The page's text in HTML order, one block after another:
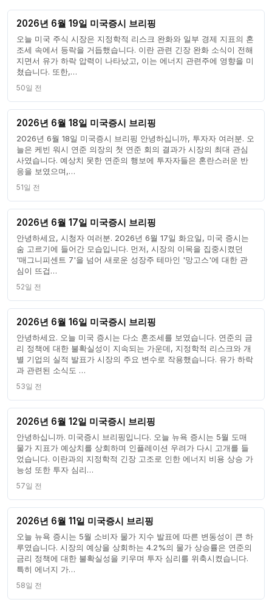
2026년 6월 19일 미국증시 브리핑
오늘 미국 주식 시장은 지정학적 리스크 완화와 일부 경제 지표의 혼
조세 속에서 등락을 거듭했습니다. 이란 관련 긴장 완화 소식이 전해
지면서 유가 하락 압력이 나타났고, 이는 에너지 관련주에 영향을 미
쳤습니다. 또한,…
50일 전
2026년 6월 18일 미국증시 브리핑
2026년 6월 18일 미국증시 브리핑 안녕하십니까, 투자자 여러분. 오
늘은 케빈 워시 연준 의장의 첫 연준 회의 결과가 시장의 최대 관심
사였습니다. 예상치 못한 연준의 행보에 투자자들은 혼란스러운 반
응을 보였으며,…
51일 전
2026년 6월 17일 미국증시 브리핑
안녕하세요, 시청자 여러분. 2026년 6월 17일 화요일, 미국 증시는
숨 고르기에 들어간 모습입니다. 먼저, 시장의 이목을 집중시켰던
'매그니피센트 7'을 넘어 새로운 성장주 테마인 '망고스'에 대한 관
심이 뜨겁…
52일 전
2026년 6월 16일 미국증시 브리핑
안녕하세요. 오늘 미국 증시는 다소 혼조세를 보였습니다. 연준의 금
리 정책에 대한 불확실성이 지속되는 가운데, 지정학적 리스크와 개
별 기업의 실적 발표가 시장의 주요 변수로 작용했습니다. 유가 하락
과 관련된 소식도 …
53일 전
2026년 6월 12일 미국증시 브리핑
안녕하십니까. 미국증시 브리핑입니다. 오늘 뉴욕 증시는 5월 도매
물가 지표가 예상치를 상회하며 인플레이션 우려가 다시 고개를 들
었습니다. 이란과의 지정학적 긴장 고조로 인한 에너지 비용 상승 가
능성 또한 투자 심리…
57일 전
2026년 6월 11일 미국증시 브리핑
오늘 뉴욕 증시는 5월 소비자 물가 지수 발표에 따른 변동성이 큰 하
루였습니다. 시장의 예상을 상회하는 4.2%의 물가 상승률은 연준의
금리 정책에 대한 불확실성을 키우며 투자 심리를 위축시켰습니다.
특히 에너지 가…
58일 전